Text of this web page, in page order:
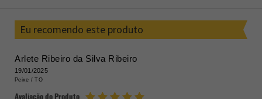
Eu recomendo este produto
Arlete Ribeiro da Silva Ribeiro
19/01/2025
Peixe /TO
Avaliação do Produto